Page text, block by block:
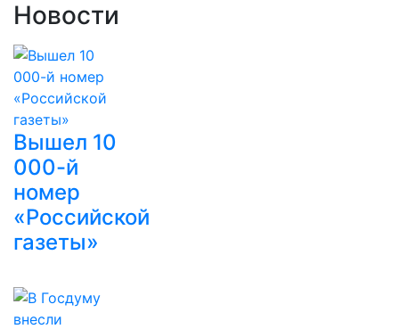
Новости
Вышел 10
000-й
номер
«Российской
газеты»